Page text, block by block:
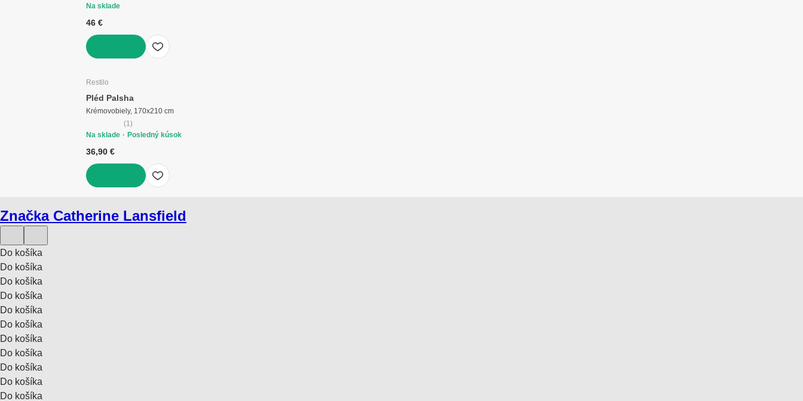
Na sklade
46 €
Restilo
Pléd Palsha
Krémovobiely, 170x210 cm
(1)
Na sklade
Posledný kúsok
36,90 €
Značka Catherine Lansfield
Do košíka
Do košíka
Do košíka
Do košíka
Do košíka
Do košíka
Do košíka
Do košíka
Do košíka
Do košíka
Do košíka